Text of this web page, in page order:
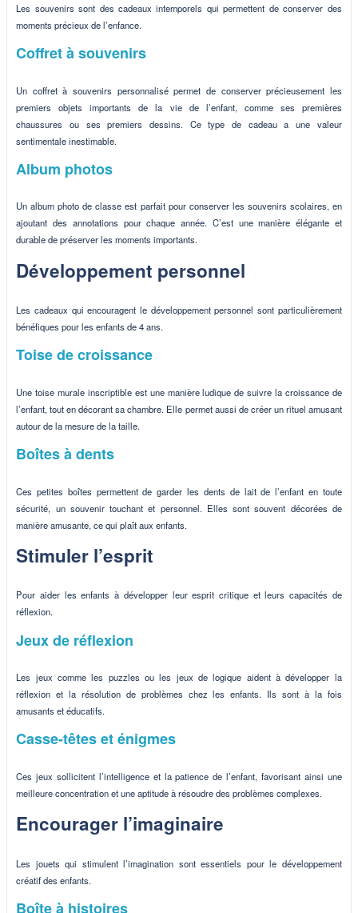
Les souvenirs sont des cadeaux intemporels qui permettent de conserver des
moments précieux de l’enfance.
Coffret à souvenirs
Un coffret à souvenirs personnalisé permet de conserver précieusement les
premiers objets importants de la vie de l’enfant, comme ses premières
chaussures ou ses premiers dessins. Ce type de cadeau a une valeur
sentimentale inestimable.
Album photos
Un album photo de classe est parfait pour conserver les souvenirs scolaires, en
ajoutant des annotations pour chaque année. C’est une manière élégante et
durable de préserver les moments importants.
Développement personnel
Les cadeaux qui encouragent le développement personnel sont particulièrement
bénéfiques pour les enfants de 4 ans.
Toise de croissance
Une toise murale inscriptible est une manière ludique de suivre la croissance de
l’enfant, tout en décorant sa chambre. Elle permet aussi de créer un rituel amusant
autour de la mesure de la taille.
Boîtes à dents
Ces petites boîtes permettent de garder les dents de lait de l’enfant en toute
sécurité, un souvenir touchant et personnel. Elles sont souvent décorées de
manière amusante, ce qui plaît aux enfants.
Stimuler l’esprit
Pour aider les enfants à développer leur esprit critique et leurs capacités de
réflexion.
Jeux de réflexion
Les jeux comme les puzzles ou les jeux de logique aident à développer la
réflexion et la résolution de problèmes chez les enfants. Ils sont à la fois
amusants et éducatifs.
Casse-têtes et énigmes
Ces jeux sollicitent l’intelligence et la patience de l’enfant, favorisant ainsi une
meilleure concentration et une aptitude à résoudre des problèmes complexes.
Encourager l’imaginaire
Les jouets qui stimulent l’imagination sont essentiels pour le développement
créatif des enfants.
Boîte à histoires